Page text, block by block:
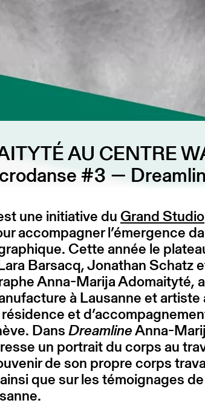
AU CENTRE
#3 —
une initiative duGrand Studio
accompagner l’émergence
Cette année le
Barsacq, Jonathan Schatz
Anna-Marija Adomaityté,
à Lausanne et artiste
résidence et
DansDreamlineAnna-
un portrait du corps au
de son propre corps
que sur les témoignages